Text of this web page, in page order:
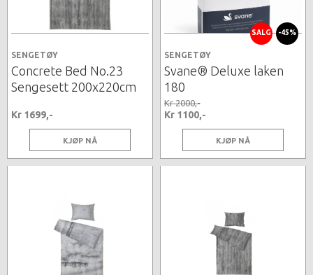
SENGETØY
Concrete Bed No.23
Sengesett 200x220cm
Kr 1699,-
KJØP NÅ
SALG -45%
SENGETØY
Svane® Deluxe laken
180
Kr 2000,-
Kr 1100,-
KJØP NÅ